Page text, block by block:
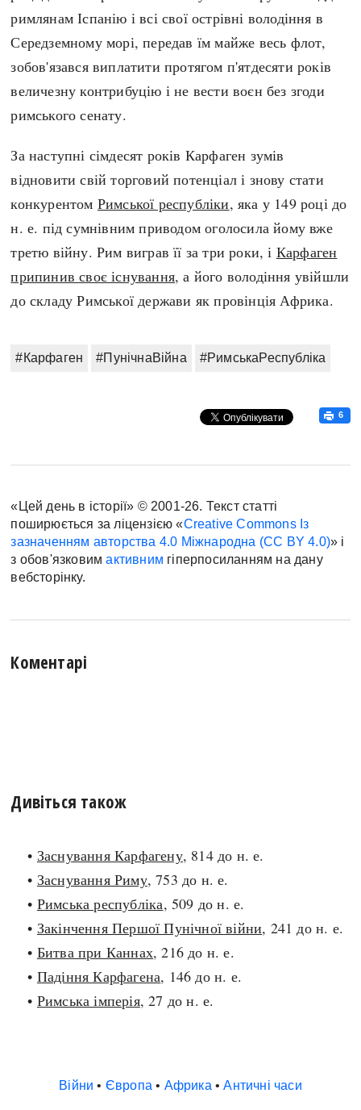
римлянам Іспанію і всі свої острівні володіння в
Середземному морі, передав їм майже весь флот,
зобов'язався виплатити протягом п'ятдесяти років
величезну контрибуцію і не вести воєн без згоди
римського сенату.
За наступні сімдесят років Карфаген зумів
відновити свій торговий потенціал і знову стати
конкурентом Римської республіки, яка у 149 році до
н. е. під сумнівним приводом оголосила йому вже
третю війну. Рим виграв її за три роки, і Карфаген
припинив своє існування, а його володіння увійшли
до складу Римської держави як провінція Африка.
#Карфаген #ПунічнаВійна #РимськаРеспубліка
6
«Цей день в історії» © 2001-26. Текст статті
поширюється за ліцензією «Creative Commons Із
зазначенням авторства 4.0 Міжнародна (CC BY 4.0)» і
з обов'язковимактивним гіперпосиланням на дану
вебсторінку.
Коментарі
Дивіться також
• Заснування Карфагену, 814 до н. е.
• Заснування Риму, 753 до н. е.
• Римська республіка, 509 до н. е.
• Закінчення Першої Пунічної війни, 241 до н. е.
• Битва при Каннах, 216 до н. е.
• Падіння Карфагена, 146 до н. е.
• Римська імперія, 27 до н. е.
Війни • Європа • Африка •Античні часи